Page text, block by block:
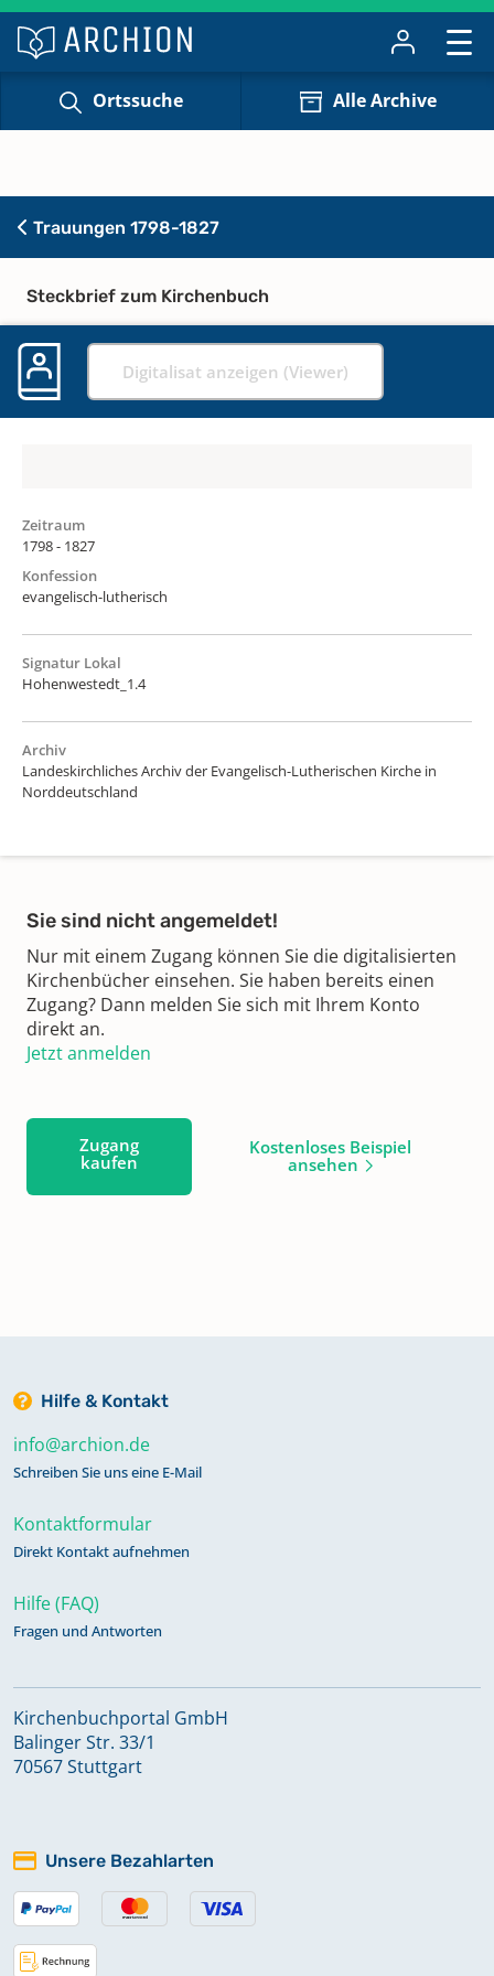
Ortssuche Alle Archive
Trauungen 1798-1827
Steckbrief zum Kirchenbuch
Digitalisat anzeigen (Viewer)
Zeitraum
1798 - 1827
Konfession
evangelisch-lutherisch
Signatur Lokal
Hohenwestedt_1.4
Archiv
Landeskirchliches Archiv der Evangelisch-Lutherischen Kirche in
Norddeutschland
Sie sind nicht angemeldet!
Nur mit einem Zugang können Sie die digitalisierten
Kirchenbücher einsehen. Sie haben bereits einen
Zugang? Dann melden Sie sich mit Ihrem Konto
direkt an.
Jetzt anmelden
Zugang
kaufen
Kostenloses Beispiel
ansehen
Hilfe & Kontakt
info@archion.de
Schreiben Sie uns eine E-Mail
Kontaktformular
Direkt Kontakt aufnehmen
Hilfe (FAQ)
Fragen und Antworten
Kirchenbuchportal GmbH
Balinger Str. 33/1
70567 Stuttgart
Unsere Bezahlarten